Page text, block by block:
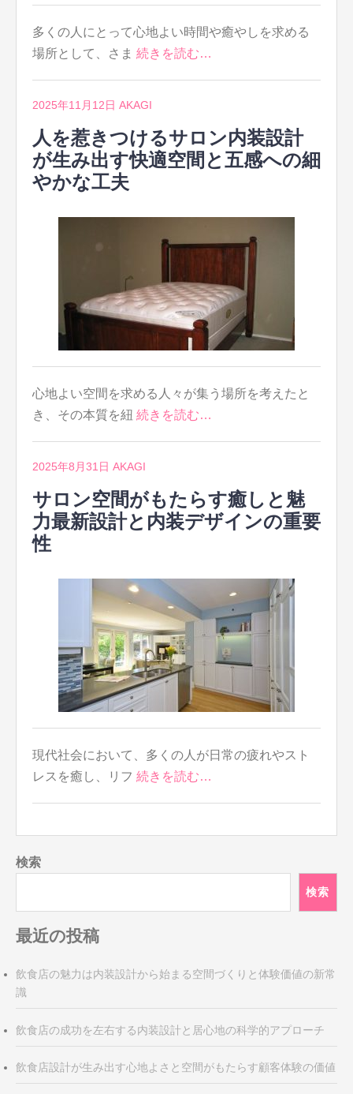
多くの人にとって心地よい時間や癒やしを求める
場所として、さま 続きを読む…
2025年11月12日 AKAGI
人を惹きつけるサロン内装設計
が生み出す快適空間と五感への細
やかな工夫
心地よい空間を求める人々が集う場所を考えたと
き、その本質を紐 続きを読む…
2025年8月31日 AKAGI
サロン空間がもたらす癒しと魅
力最新設計と内装デザインの重要
性
現代社会において、多くの人が日常の疲れやスト
レスを癒し、リフ 続きを読む…
検索
検索
最近の投稿
飲食店の魅力は内装設計から始まる空間づくりと体験価値の新常
識
飲食店の成功を左右する内装設計と居心地の科学的アプローチ
飲食店設計が生み出す心地よさと空間がもたらす顧客体験の価値